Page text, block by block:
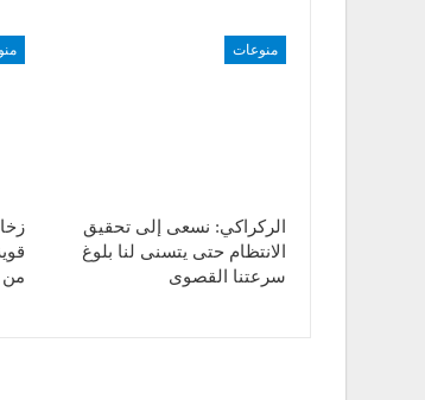
منوعات
الركراكي: نسعى إلى تحقيق
الانتظام حتى يتسنى لنا بلوغ
سرعتنا القصوى
من